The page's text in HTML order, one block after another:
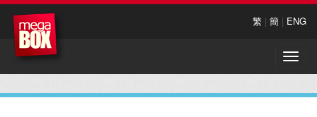
繁 | 簡 | ENG
Toggle